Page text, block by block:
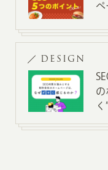
ペ
DESIGN
の